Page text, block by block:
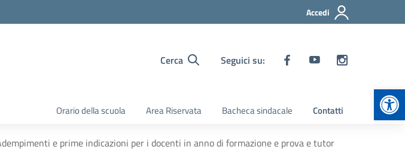
Accedi
Cerca Seguici su:
Orario della scuola Area Riservata Bacheca sindacale Contatti
e prime indicazioni per i docenti in anno di formazione e prova e tutor